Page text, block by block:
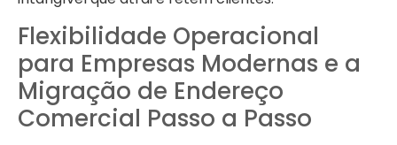
Flexibilidade Operacional
para Empresas Modernas e a
Migração de Endereço
Comercial Passo a Passo